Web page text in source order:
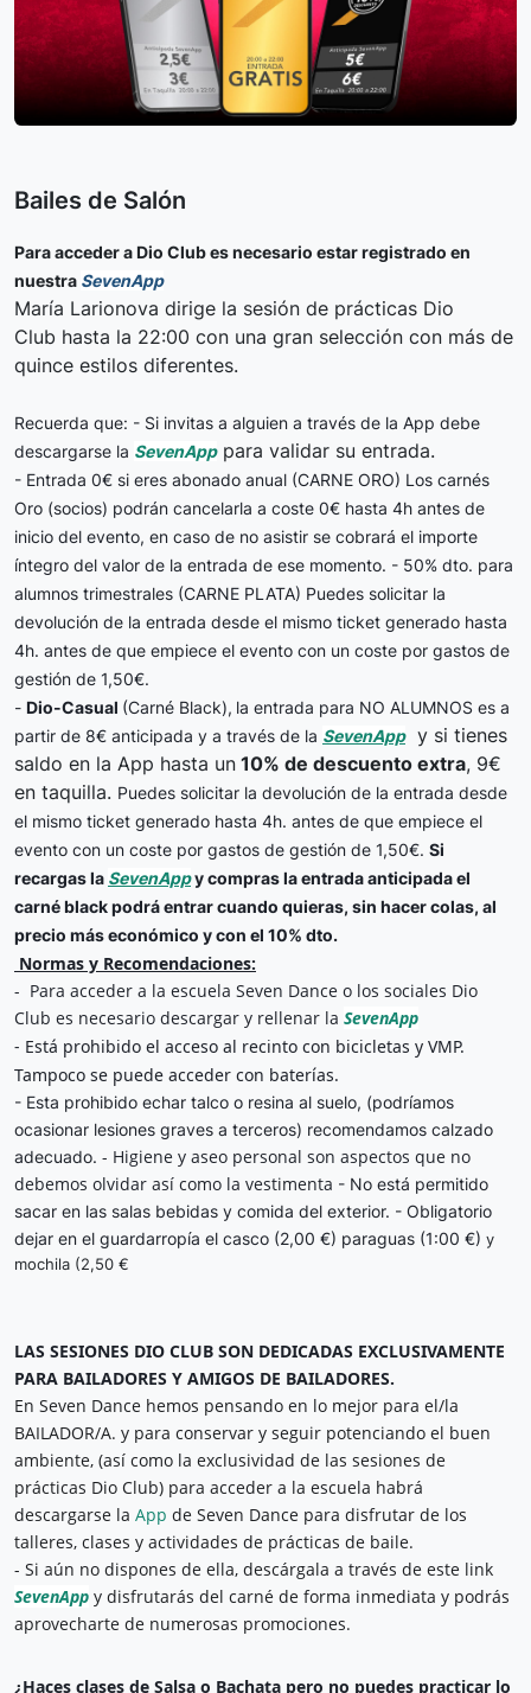
Bailes de Salón
Para acceder a Dio Club es necesario estar registrado en
nuestra SevenApp
María Larionova dirige la sesión de prácticas Dio
Club hasta la 22:00 con una gran selección con más de
quince estilos diferentes.
Recuerda que: - Si invitas a alguien a través de la App debe
descargarse la SevenApppara validar su entrada.
- Entrada 0€ si eres abonado anual (CARNE ORO) Los carnés
Oro (socios) podrán cancelarla a coste 0€ hasta 4h antes de
inicio del evento, en caso de no asistir se cobrará el importe
íntegro del valor de la entrada de ese momento. - 50% dto. para
alumnos trimestrales (CARNE PLATA) Puedes solicitar la
devolución de la entrada desde el mismo ticket generado hasta
4h. antes de que empiece el evento con un coste por gastos de
gestión de 1,50€.
- Dio-Casual (Carné Black), la entrada para NO ALUMNOS es a
partir de 8€ anticipada y a través de la SevenAppy si tienes
saldo en la App hasta un 10% de descuento extra, 9€
en taquilla. Puedes solicitar la devolución de la entrada desde
el mismo ticket generado hasta 4h. antes de que empiece el
evento con un coste por gastos de gestión de 1,50€. Si
recargas la SevenAppy compras la entrada anticipada el
carné black podrá entrar cuando quieras, sin hacer colas, al
precio más económico y con el 10% dto.
Normas y Recomendaciones:
-  Para acceder a la escuela Seven Dance o los sociales Dio
Club es necesario descargar y rellenar la SevenApp
- Está prohibido el acceso al recinto con bicicletas y VMP.
- Esta prohibido echar talco o resina al suelo, (podríamos
ocasionar lesiones graves a terceros) recomendamos calzado
adecuado. - Higiene y aseo personal son aspectos que no
debemos olvidar así como la vestimenta - No está permitido
sacar en las salas bebidas y comida del exterior. - Obligatorio
dejar en el guardarropía el casco (2,00 €) paraguas (1:00 €) y
mochila (2,50 €
LAS SESIONES DIO CLUB SON DEDICADAS EXCLUSIVAMENTE
PARA BAILADORES Y AMIGOS DE BAILADORES.
En Seven Dance hemos pensando en lo mejor para el/la
BAILADOR/A. y para conservar y seguir potenciando el buen
ambiente, (así como la exclusividad de las sesiones de
prácticas Dio Club) para acceder a la escuela habrá
descargarse la App de Seven Dance para disfrutar de los
SevenApp y disfrutarás del carné de forma inmediata y podrás
aprovecharte de numerosas promociones.
¿Haces clases de Salsa o Bachata pero no puedes practicar lo